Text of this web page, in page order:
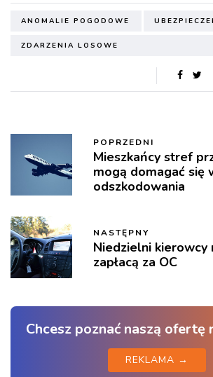
ANOMALIE POGODOWE
ZDARZENIA LOSOWE
POPRZEDNI
Mieszkańcy stref
mogą domagać się
odszkodowania
NASTĘPNY
Niedzielni kierowcy
zapłacą za OC
Chcesz poznać naszą ofertę
REKLAMA →